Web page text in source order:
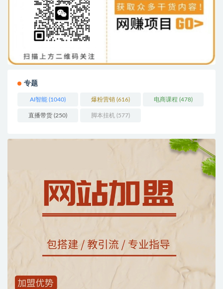
专题
AI智能 (1040) 爆粉营销 (616) 电商课程 (478)
直播带货 (250) 脚本挂机 (577)